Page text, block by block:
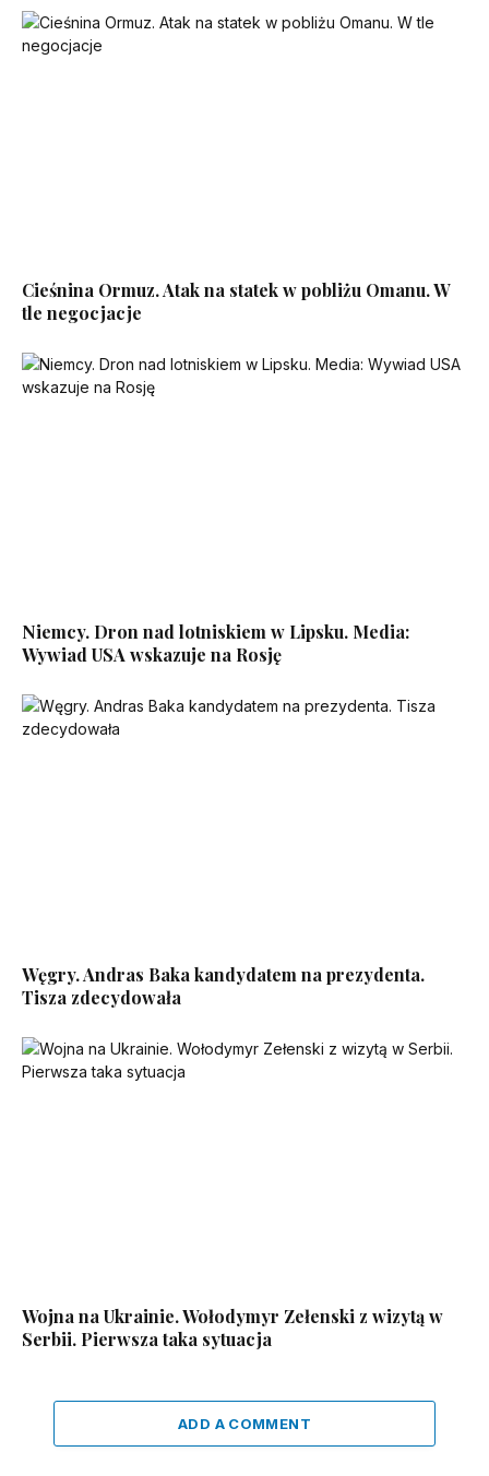
Cieśnina Ormuz. Atak na statek w pobliżu Omanu. W
tle negocjacje
Niemcy. Dron nad lotniskiem w Lipsku. Media:
Wywiad USA wskazuje na Rosję
Węgry. Andras Baka kandydatem na prezydenta.
Tisza zdecydowała
Wojna na Ukrainie. Wołodymyr Zełenski z wizytą w
Serbii. Pierwsza taka sytuacja
ADD A COMMENT